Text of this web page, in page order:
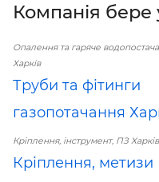
Компанія бере
Опалення та гаряче
Харків
Труби та фітинги
газопотачання
Кріплення, інструмент, ПЗ Харків
Кріплення, метизи